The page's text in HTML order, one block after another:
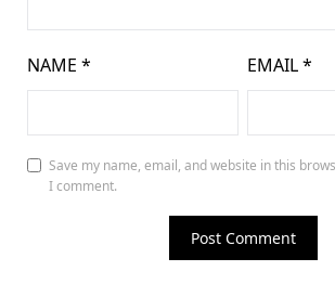
NAME * EMAIL*
Save my name, email, and website in this
I comment.